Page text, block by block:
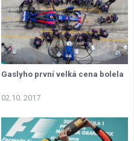
Gaslyho první velká cena bolela
02.10. 2017